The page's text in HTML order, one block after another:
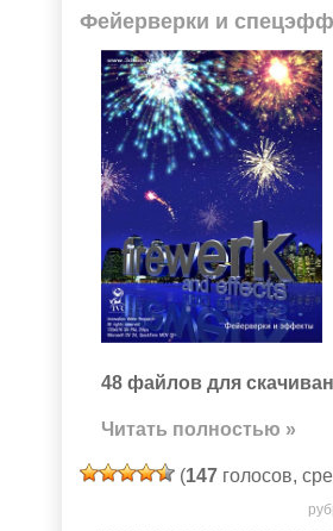
Фейерверки и
48 файлов для
Читать полностью »
(147 голосов,